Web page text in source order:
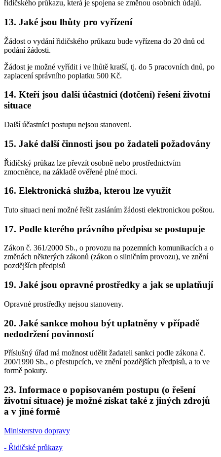
řidičského průkazu, která je spojena se změnou osobních údajů.
13. Jaké jsou lhůty pro vyřízení
Žádost o vydání řidičského průkazu bude vyřízena do 20 dnů od
podání žádosti.
Žádost je možné vyřídit i ve lhůtě kratší, tj. do 5 pracovních dnů, po
zaplacení správního poplatku 500 Kč.
14. Kteří jsou další účastníci (dotčení) řešení životní
situace
Další účastníci postupu nejsou stanoveni.
15. Jaké další činnosti jsou po žadateli požadovány
Řidičský průkaz lze převzít osobně nebo prostřednictvím
zmocněnce, na základě ověřené plné moci.
16. Elektronická služba, kterou lze využít
Tuto situaci není možné řešit zasláním žádosti elektronickou poštou.
17. Podle kterého právního předpisu se postupuje
Zákon č. 361/2000 Sb., o provozu na pozemních komunikacích a o
změnách některých zákonů (zákon o silničním provozu), ve znění
pozdějších předpisů
19. Jaké jsou opravné prostředky a jak se uplatňují
Opravné prostředky nejsou stanoveny.
20. Jaké sankce mohou být uplatněny v případě
nedodržení povinností
Příslušný úřad má možnost udělit žadateli sankci podle zákona č.
200/1990 Sb., o přestupcích, ve znění pozdějších předpisů, a to ve
formě pokuty.
23. Informace o popisovaném postupu (o řešení
životní situace) je možné získat také z jiných zdrojů
a v jiné formě
Ministerstvo dopravy
- Řidičské průkazy